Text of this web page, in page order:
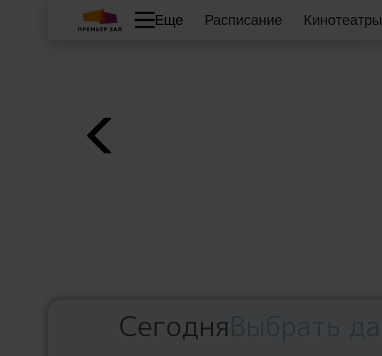
Еще Расписание Кинотеатры
Сегодня